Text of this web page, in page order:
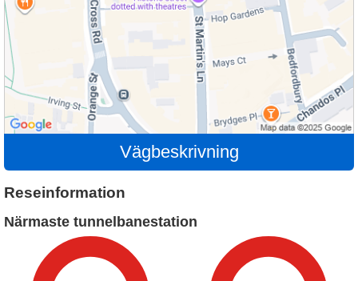
Vägbeskrivning
Reseinformation
Närmaste tunnelbanestation